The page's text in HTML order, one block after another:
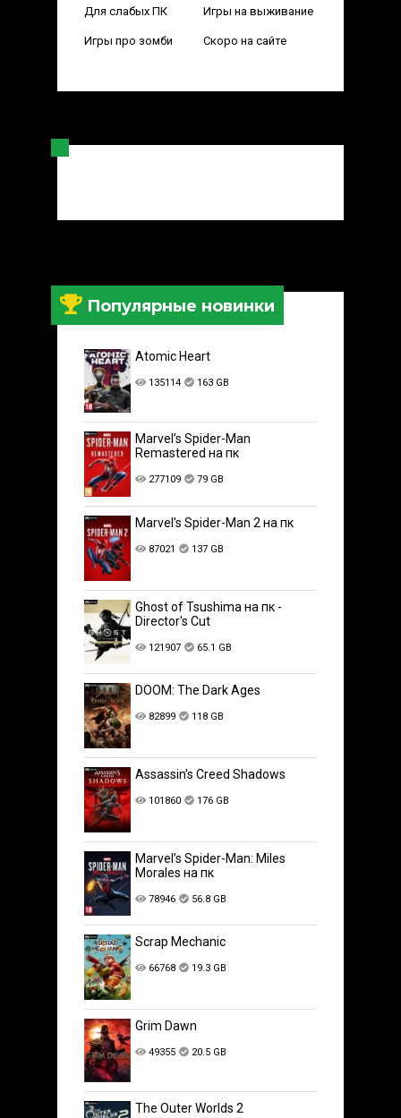
Для слабых ПК Игры на выживание
Игры про зомби Скоро на сайте
Популярные новинки
Atomic Heart
135114 163 GB
Marvel’s Spider-Man
Remastered на пк
277109 79 GB
Marvel’s Spider-Man 2 на пк
87021 137 GB
Ghost of Tsushima на пк -
Director's Cut
121907 65.1 GB
DOOM: The Dark Ages
82899 118 GB
Assassin's Creed Shadows
101860 176 GB
Marvel’s Spider-Man: Miles
Morales на пк
78946 56.8 GB
Scrap Mechanic
66768 19.3 GB
Grim Dawn
49355 20.5 GB
The Outer Worlds 2